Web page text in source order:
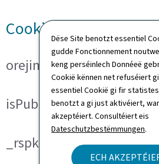
Dëse Site benotzt essentiel
gudde Fonctionnement
keng perséinlech Donnéeë
Cookië kënnen net refuséiert
essentiel Cookië gi fir
benotzt a gi just aktivéiert,
akzeptéiert. Consultéiert eis
Dateschutzbestëmmungen.
ECH
Cookies techniques
orejime
isPublicWebsite
_rspkrLoadCore